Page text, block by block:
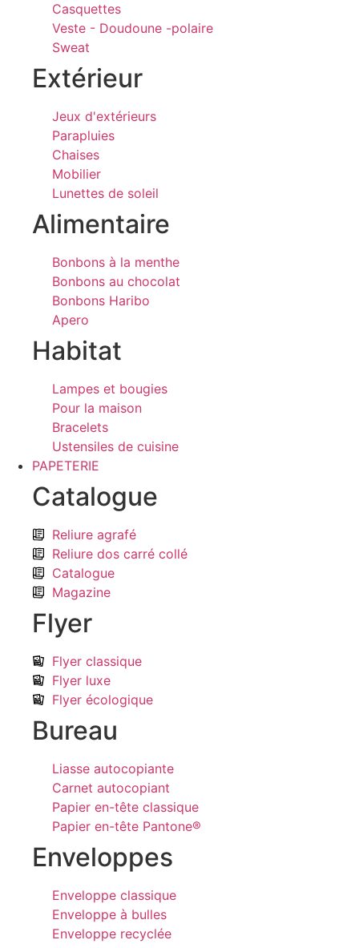
Casquettes
Veste - Doudoune -polaire
Sweat
Extérieur
Jeux d'extérieurs
Parapluies
Chaises
Mobilier
Lunettes de soleil
Alimentaire
Bonbons à la menthe
Bonbons au chocolat
Bonbons Haribo
Apero
Habitat
Lampes et bougies
Pour la maison
Bracelets
Ustensiles de cuisine
PAPETERIE
Catalogue
Reliure agrafé
Reliure dos carré collé
Catalogue
Magazine
Flyer
Flyer classique
Flyer luxe
Flyer écologique
Bureau
Liasse autocopiante
Carnet autocopiant
Papier en-tête classique
Papier en-tête Pantone®
Enveloppes
Enveloppe classique
Enveloppe à bulles
Enveloppe recyclée